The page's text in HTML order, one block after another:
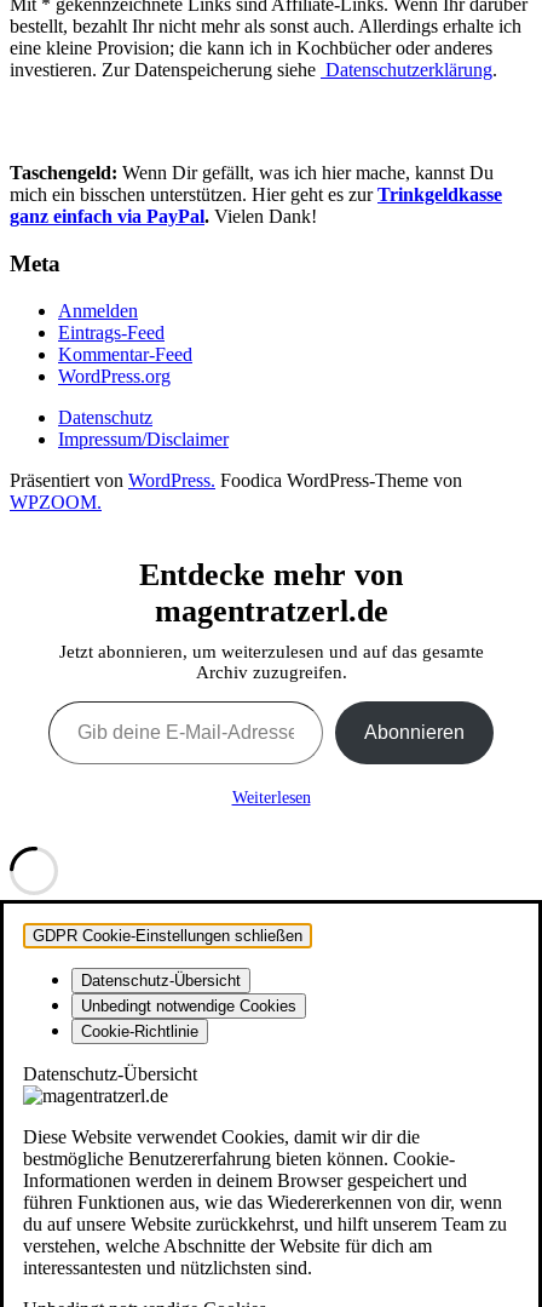
Mit * gekennzeichnete Links sind Affiliate-Links. Wenn Ihr darüber
bestellt, bezahlt Ihr nicht mehr als sonst auch. Allerdings erhalte ich
eine kleine Provision; die kann ich in Kochbücher oder anderes
investieren. Zur Datenspeicherung siehe Datenschutzerklärung.
Taschengeld: Wenn Dir gefällt, was ich hier mache, kannst Du
mich ein bisschen unterstützen. Hier geht es zurTrinkgeldkasse
ganz einfach via PayPal. Vielen Dank!
Meta
Anmelden
Eintrags-Feed
Kommentar-Feed
WordPress.org
Datenschutz
Impressum/Disclaimer
Präsentiert von WordPress. Foodica WordPress-Theme von
WPZOOM.
Entdecke mehr von
magentratzerl.de
Jetzt abonnieren, um weiterzulesen und auf das gesamte
Archiv zuzugreifen.
Gib deine E-Mail-Adresse ein ...
Abonnieren
Weiterlesen
GDPR Cookie-Einstellungen schließen
Datenschutz-Übersicht
Unbedingt notwendige Cookies
Cookie-Richtlinie
Datenschutz-Übersicht
Diese Website verwendet Cookies, damit wir dir die
bestmögliche Benutzererfahrung bieten können. Cookie-
Informationen werden in deinem Browser gespeichert und
führen Funktionen aus, wie das Wiedererkennen von dir, wenn
du auf unsere Website zurückkehrst, und hilft unserem Team zu
verstehen, welche Abschnitte der Website für dich am
interessantesten und nützlichsten sind.